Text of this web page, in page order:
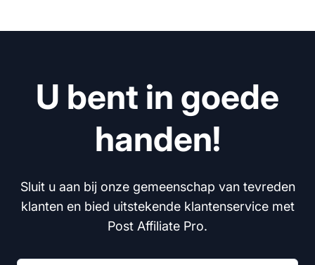
U bent in goede
handen!
Sluit u aan bij onze gemeenschap van tevreden
klanten en bied uitstekende klantenservice met
Post Affiliate Pro.